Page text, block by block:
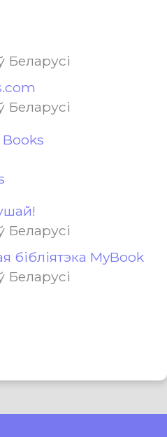
Беларусі
Беларусі
Беларусі
бібліятэка MyBook
Беларусі